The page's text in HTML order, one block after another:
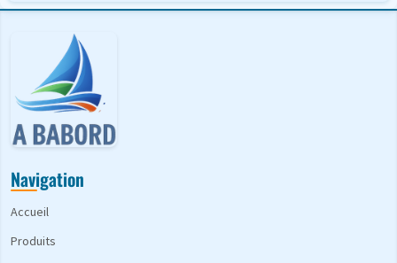
Navigation
Accueil
Produits